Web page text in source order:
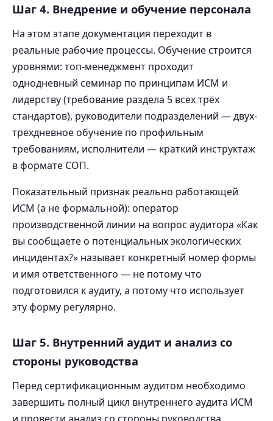
Шаг 4. Внедрение и обучение персонала
На этом этапе документация переходит в
реальные рабочие процессы. Обучение строится
уровнями: топ-менеджмент проходит
однодневный семинар по принципам ИСМ и
лидерству (требование раздела 5 всех трёх
стандартов), руководители подразделений — двух-
трёхдневное обучение по профильным
требованиям, исполнители — краткий инструктаж
в формате СОП.
Показательный признак реально работающей
ИСМ (а не формальной): оператор
производственной линии на вопрос аудитора «Как
вы сообщаете о потенциальных экологических
инцидентах?» называет конкретный номер формы
и имя ответственного — не потому что
подготовился к аудиту, а потому что использует
эту форму регулярно.
Шаг 5. Внутренний аудит и анализ со
стороны руководства
Перед сертификационным аудитом необходимо
завершить полный цикл внутреннего аудита ИСМ